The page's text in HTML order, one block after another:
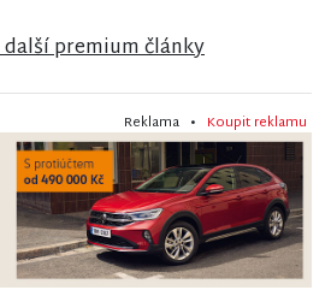
premium články
Reklama • Koupit reklamu